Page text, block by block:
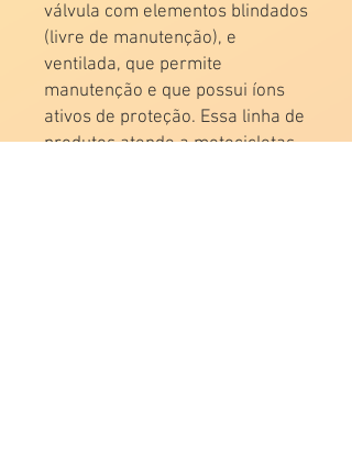
válvula com elementos blindados
(livre de manutenção), e
ventilada, que permite
manutenção e que possui íons
ativos de proteção. Essa linha de
produtos atende a motocicletas,